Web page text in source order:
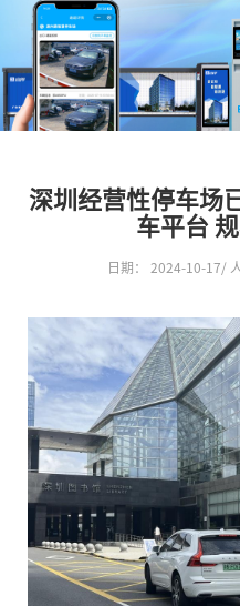
深圳经营性停车场
车平台
日期： 2024-10-17/